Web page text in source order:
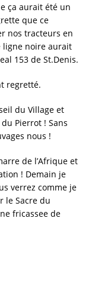
ça aurait été un
que ce
nos tracteurs en
ligne noire aurait
153 de St.Denis.
regretté.
du Village et
Pierrot ! Sans
nous !
de l’Afrique et
! Demain je
verrez comme je
le Sacre du
fricassee de